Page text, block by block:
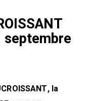
septembre
la